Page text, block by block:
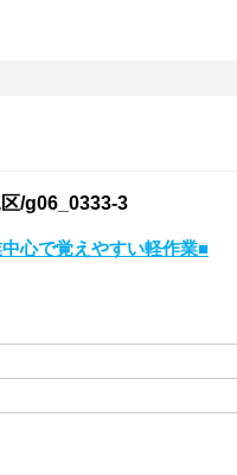
/g06_0333-3
心で覚えやすい軽作業■